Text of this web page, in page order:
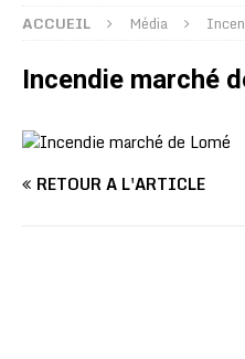
ACCUEIL Média
Incendie marché
RETOUR À L'ARTICLE